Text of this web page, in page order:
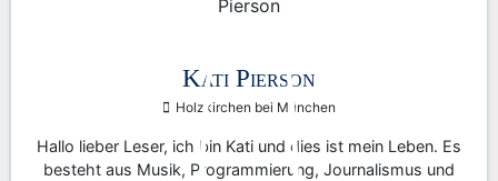
Kati Pierson
Holzkirchen bei München
Hallo lieber Leser, ich bin Kati und dies ist mein Leben. Es
besteht aus Musik, Programmierung, Journalismus und